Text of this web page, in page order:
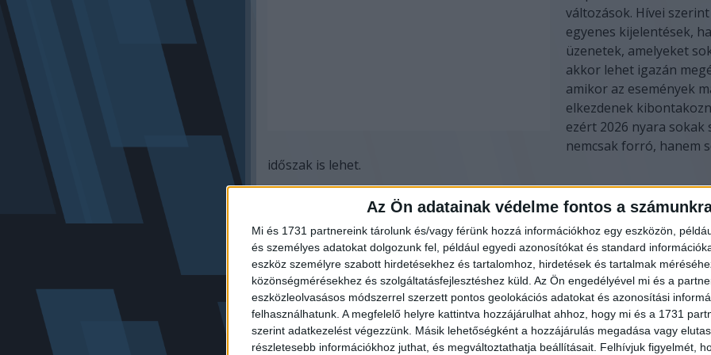
Az Ön adatainak védelme fontos a
Mi és 1731 partnereink tárolunk és/vagy férünk hozzá információkhoz egy eszközön,
és személyes adatokat dolgozunk fel, például egyedi azonosítókat és standard
eszköz személyre szabott hirdetésekhez és tartalomhoz, hirdetések és tartalmak
közönségmérésekhez és szolgáltatásfejlesztéshez küld. Az Ön engedélyével mi és a
eszközleolvasásos módszerrel szerzett pontos geolokációs adatokat és azonosítási
felhasználhatunk. A megfelelő helyre kattintva hozzájárulhat ahhoz, hogy mi és a 1731
szerint adatkezelést végezzünk. Másik lehetőségként a hozzájárulás megadása vagy
részletesebb információkhoz juthat, és megváltoztathatja beállításait. Felhívjuk figyelmét,
változások. Hívei
egyenes kijelentések,
üzenetek, amelyeket
akkor lehet igazán
amikor az események
elkezdenek
ezért 2026 nyara sokak
nemcsak forró, hanem
időszak is lehet.
A legenda szerint Nostradamus nemcsak a világ nagy eseményeiről írt,
emberek személyes sorsára, döntéseire és csillagjegyekhez kötődő
utalásokat tett. A 2026-os év második fele ezért minden csillagjegy
váratlan fordulatokat pénzügyekben, szerelemben, munkában,
emberi kapcsolatokban is. Most mutatjuk, mire számíthatnak a
különös, feszült, mégis lehetőségekkel teli időszakban.
Kos-A 2026-os év
Kos jegyűek előtt több